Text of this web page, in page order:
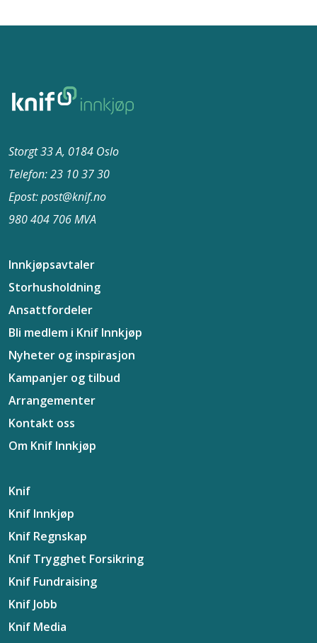
Storgt 33 A, 0184 Oslo
Telefon: 23 10 37​ 30
Epost: post@knif.no
980 404 706 MVA
Innkjøpsavtaler
Storhusholdning
Ansattfordeler
Bli medlem i Knif Innkjøp
Nyheter og inspirasjon
Kampanjer og tilbud
Arrangementer
Kontakt oss
Om Knif Innkjøp
Knif
Knif Innkjøp
Knif Regnskap
Knif Trygghet Forsikring
Knif Fundraising
Knif Jobb
Knif Media